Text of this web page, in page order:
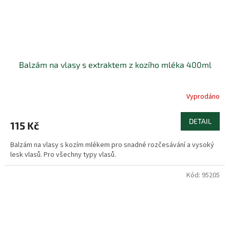
Balzám na vlasy s extraktem z kozího mléka 400ml
Vyprodáno
115 Kč DETAIL
Balzám na vlasy s kozím mlékem pro snadné rozčesávání a vysoký
lesk vlasů. Pro všechny typy vlasů.
Kód: 95205